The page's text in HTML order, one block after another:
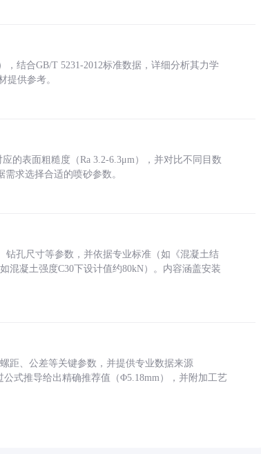
结合GB/T 5231-2012标准数据，详细分析其力学
提供参考。
的表面粗糙度（Ra 3.2-6.3μm），并对比不同目数
求选择合适的喷砂参数。
孔尺寸等参数，并依据专业标准（如《混凝土结
混凝土强度C30下设计值约80kN）。内容涵盖安装
距、公差等关键参数，并提供专业数据来源
公式推导给出精确推荐值（Φ5.18mm），并附加工艺